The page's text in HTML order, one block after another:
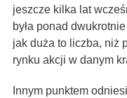
jeszcze kilka lat
była ponad
jak duża to liczba, niż
rynku akcji w danym
Innym punktem